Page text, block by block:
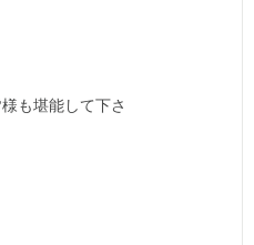
も堪能して下さ